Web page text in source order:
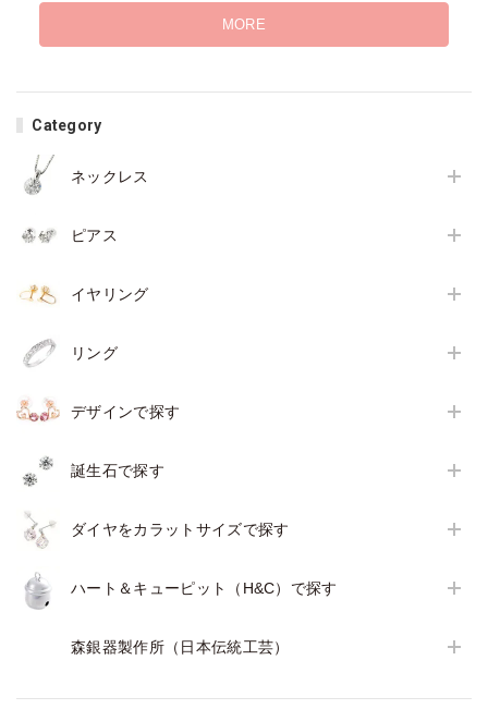
Category
ネックレス
ピアス
イヤリング
リング
デザインで探す
誕生石で探す
ダイヤをカラットサイズで探す
ハート＆キューピット（H&C）で探す
森銀器製作所（日本伝統工芸）
MORE